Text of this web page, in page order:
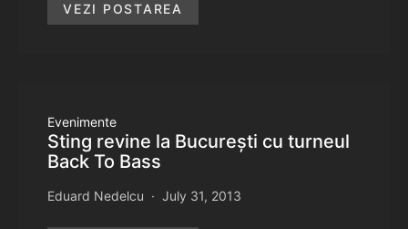
VEZI POSTAREA
Evenimente
Sting revine la București cu turneul
Back To Bass
Eduard Nedelcu July 31, 2013